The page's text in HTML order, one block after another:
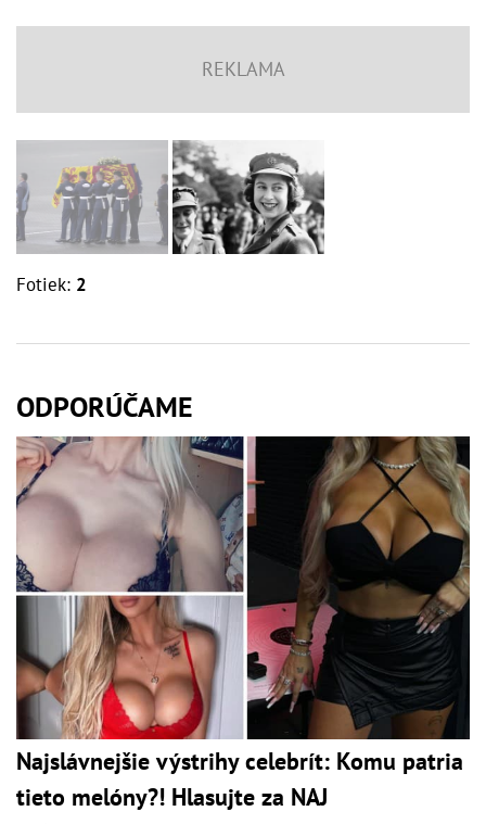
Fotiek: 2
ODPORÚČAME
Najslávnejšie výstrihy celebrít: Komu patria
tieto melóny?! Hlasujte za NAJ